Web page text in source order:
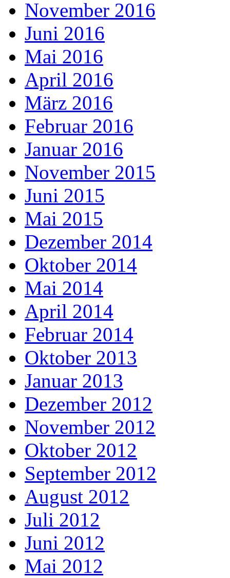
November 2016
Juni 2016
Mai 2016
April 2016
März 2016
Februar 2016
Januar 2016
November 2015
Juni 2015
Mai 2015
Dezember 2014
Oktober 2014
Mai 2014
April 2014
Februar 2014
Oktober 2013
Januar 2013
Dezember 2012
November 2012
Oktober 2012
September 2012
August 2012
Juli 2012
Juni 2012
Mai 2012